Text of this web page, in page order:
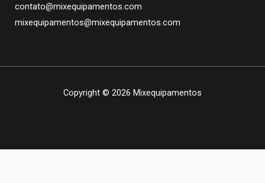
contato@mixequipamentos.com
mixequipamentos@mixequipamentos.com
Copyright © 2026 Mixequipamentos